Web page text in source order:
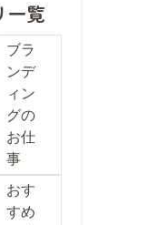
一覧
ブラ
ンデ
ィン
グの
お仕
事
おす
すめ